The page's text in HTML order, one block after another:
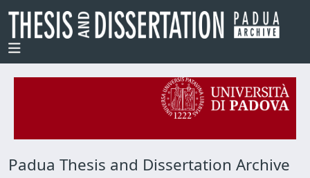
Padua Thesis and Dissertation Archive